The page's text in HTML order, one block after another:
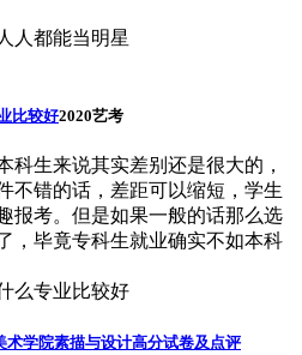
人都能当明星
比较好2020艺考
科生来说其实差别还是很大的，
不错的话，差距可以缩短，学生
报考。但是如果一般的话那么选
，毕竟专科生就业确实不如本科
术学院素描与设计高分试卷及点评